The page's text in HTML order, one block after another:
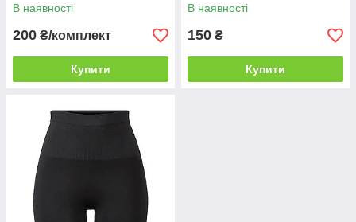
В наявності
200 ₴/комплект
Купити
В наявності
150 ₴
Купити